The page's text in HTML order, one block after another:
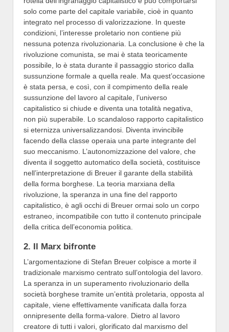
solo come parte del capitale variabile, cioè in quanto
integrato nel processo di valorizzazione. In queste
condizioni, l’interesse proletario non contiene più
nessuna potenza rivoluzionaria. La conclusione è che la
rivoluzione comunista, se mai è stata teoricamente
possibile, lo è stata durante il passaggio storico dalla
sussunzione formale a quella reale. Ma quest’occasione
è stata persa, e così, con il compimento della reale
sussunzione del lavoro al capitale, l’universo
capitalistico si chiude e diventa una totalità negativa,
non più superabile. Lo scandaloso rapporto capitalistico
si eternizza universalizzandosi. Diventa invincibile
facendo della classe operaia una parte integrante del
suo meccanismo. L’autonomizzazione del valore, che
diventa il soggetto automatico della società, costituisce
nell’interpretazione di Breuer il garante della stabilità
della forma borghese. La teoria marxiana della
rivoluzione, la speranza in una fine del rapporto
capitalistico, è agli occhi di Breuer ormai solo un corpo
estraneo, incompatibile con tutto il contenuto principale
della critica dell’economia politica.
2. Il Marx bifronte
L’argomentazione di Stefan Breuer colpisce a morte il
tradizionale marxismo centrato sull’ontologia del lavoro.
La speranza in un superamento rivoluzionario della
società borghese tramite un’entità proletaria, opposta al
capitale, viene effettivamente vanificata dalla forza
onnipresente della forma-valore. Dietro al lavoro
creatore di tutti i valori, glorificato dal marxismo del